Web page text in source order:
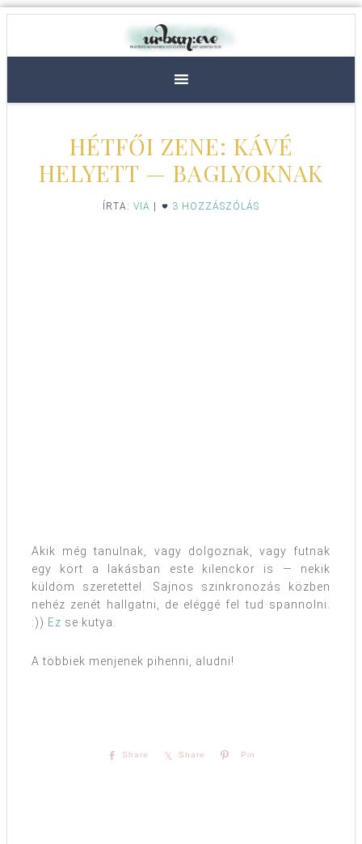
HÉTFŐI ZENE: KÁVÉ
HELYETT — BAGLYOKNAK
ÍRTA: VIA 3 HOZZÁSZÓLÁS
Akik még tanulnak, vagy dolgoznak, vagy futnak
egy kört a lakásban este kilenckor is — nekik
küldöm szeretettel. Sajnos szinkronozás közben
nehéz zenét hallgatni, de eléggé fel tud spannolni.
:)) Ez se kutya.
A többiek menjenek pihenni, aludni!
Share Share Pin